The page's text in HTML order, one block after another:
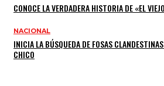
CONOCE LA VERDADERA HISTORIA DE «EL
NACIONAL
INICIA LA BÚSQUEDA DE FOSAS
CHICO